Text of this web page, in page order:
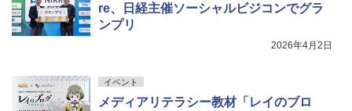
re、日経主催ソーシャルビジコンでグラ
ンプリ
2026年4月2日
イベント
メディアリテラシー教材「レイのブロ